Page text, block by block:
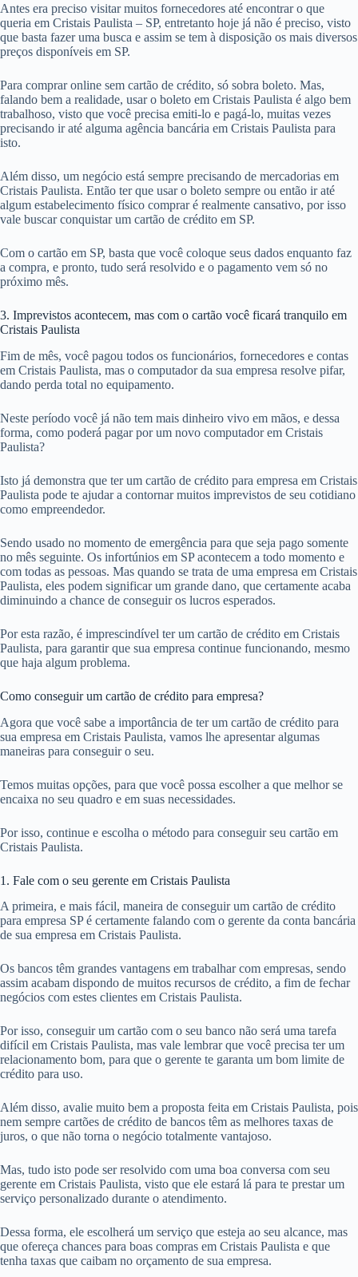
Antes era preciso visitar muitos fornecedores até encontrar o que
queria em Cristais Paulista – SP, entretanto hoje já não é preciso, visto
que basta fazer uma busca e assim se tem à disposição os mais diversos
preços disponíveis em SP.
Para comprar online sem cartão de crédito, só sobra boleto. Mas,
falando bem a realidade, usar o boleto em Cristais Paulista é algo bem
trabalhoso, visto que você precisa emiti-lo e pagá-lo, muitas vezes
precisando ir até alguma agência bancária em Cristais Paulista para
isto.
Além disso, um negócio está sempre precisando de mercadorias em
Cristais Paulista. Então ter que usar o boleto sempre ou então ir até
algum estabelecimento físico comprar é realmente cansativo, por isso
vale buscar conquistar um cartão de crédito em SP.
Com o cartão em SP, basta que você coloque seus dados enquanto faz
a compra, e pronto, tudo será resolvido e o pagamento vem só no
próximo mês.
3. Imprevistos acontecem, mas com o cartão você ficará tranquilo em
Cristais Paulista
Fim de mês, você pagou todos os funcionários, fornecedores e contas
em Cristais Paulista, mas o computador da sua empresa resolve pifar,
dando perda total no equipamento.
Neste período você já não tem mais dinheiro vivo em mãos, e dessa
forma, como poderá pagar por um novo computador em Cristais
Paulista?
Isto já demonstra que ter um cartão de crédito para empresa em Cristais
Paulista pode te ajudar a contornar muitos imprevistos de seu cotidiano
como empreendedor.
Sendo usado no momento de emergência para que seja pago somente
no mês seguinte. Os infortúnios em SP acontecem a todo momento e
com todas as pessoas. Mas quando se trata de uma empresa em Cristais
Paulista, eles podem significar um grande dano, que certamente acaba
diminuindo a chance de conseguir os lucros esperados.
Por esta razão, é imprescindível ter um cartão de crédito em Cristais
Paulista, para garantir que sua empresa continue funcionando, mesmo
que haja algum problema.
Como conseguir um cartão de crédito para empresa?
Agora que você sabe a importância de ter um cartão de crédito para
sua empresa em Cristais Paulista, vamos lhe apresentar algumas
maneiras para conseguir o seu.
Temos muitas opções, para que você possa escolher a que melhor se
encaixa no seu quadro e em suas necessidades.
Por isso, continue e escolha o método para conseguir seu cartão em
Cristais Paulista.
1. Fale com o seu gerente em Cristais Paulista
A primeira, e mais fácil, maneira de conseguir um cartão de crédito
para empresa SP é certamente falando com o gerente da conta bancária
de sua empresa em Cristais Paulista.
Os bancos têm grandes vantagens em trabalhar com empresas, sendo
assim acabam dispondo de muitos recursos de crédito, a fim de fechar
negócios com estes clientes em Cristais Paulista.
Por isso, conseguir um cartão com o seu banco não será uma tarefa
difícil em Cristais Paulista, mas vale lembrar que você precisa ter um
relacionamento bom, para que o gerente te garanta um bom limite de
crédito para uso.
Além disso, avalie muito bem a proposta feita em Cristais Paulista, pois
nem sempre cartões de crédito de bancos têm as melhores taxas de
juros, o que não torna o negócio totalmente vantajoso.
Mas, tudo isto pode ser resolvido com uma boa conversa com seu
gerente em Cristais Paulista, visto que ele estará lá para te prestar um
serviço personalizado durante o atendimento.
Dessa forma, ele escolherá um serviço que esteja ao seu alcance, mas
que ofereça chances para boas compras em Cristais Paulista e que
tenha taxas que caibam no orçamento de sua empresa.